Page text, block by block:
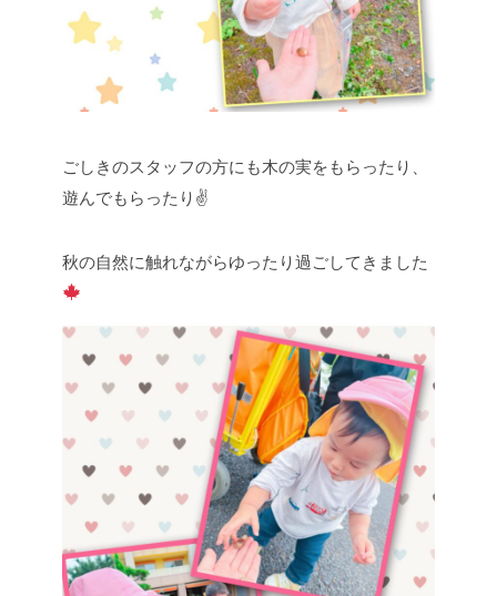
ごしきのスタッフの方にも木の実をもらったり、
遊んでもらったり✌
秋の自然に触れながらゆったり過ごしてきました